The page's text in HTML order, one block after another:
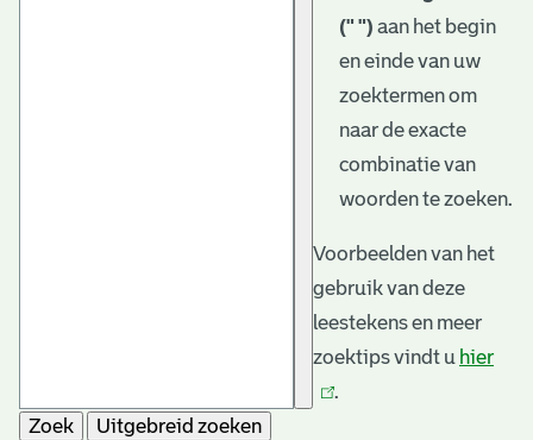
(" ") aan het begin
en einde van uw
zoektermen om
naar de exacte
combinatie van
woorden te zoeken.
Voorbeelden van het
gebruik van deze
leestekens en meer
zoektips vindt u hier
.
Zoek
Uitgebreid zoeken